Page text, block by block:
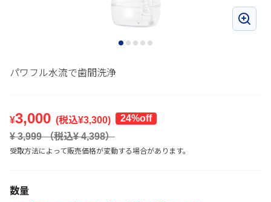
パワフル水流で歯間洗浄
¥3,000 (税込¥3,300)
24%off
¥ 3,999（税込¥4,398）
受取方法によって販売価格が変動する場合があります。
数量